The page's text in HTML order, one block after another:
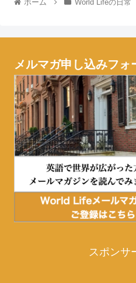
ホーム World Lifeの日常
メルマガ申し込みフォ
スポンサ